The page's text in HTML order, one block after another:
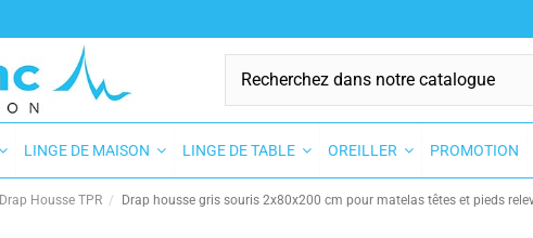
LINGE DE MAISON LINGE DE TABLE OREILLER PROMOTION
Drap Housse TPR Drap housse gris souris 2x80x200 cm pour matelas têtes et pieds